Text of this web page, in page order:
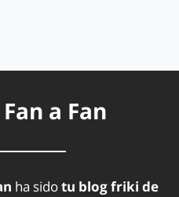
a Fan
ha sidotu blog friki de